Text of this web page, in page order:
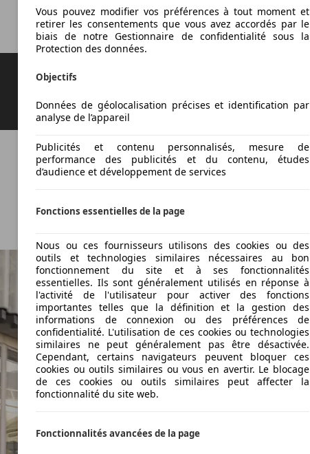
Vous pouvez modifier vos préférences à tout moment et
retirer les consentements que vous avez accordés par le
biais de notre Gestionnaire de confidentialité sous la
Protection des données.
Objectifs
Données de géolocalisation précises et identification par
analyse de l’appareil
Publicités et contenu personnalisés, mesure de
performance des publicités et du contenu, études
d’audience et développement de services
Fonctions essentielles de la page
Nous ou ces fournisseurs utilisons des cookies ou des
outils et technologies similaires nécessaires au bon
fonctionnement du site et à ses fonctionnalités
essentielles. Ils sont généralement utilisés en réponse à
l'activité de l'utilisateur pour activer des fonctions
importantes telles que la définition et la gestion des
informations de connexion ou des préférences de
confidentialité. L'utilisation de ces cookies ou technologies
similaires ne peut généralement pas être désactivée.
Cependant, certains navigateurs peuvent bloquer ces
cookies ou outils similaires ou vous en avertir. Le blocage
de ces cookies ou outils similaires peut affecter la
fonctionnalité du site web.
Fonctionnalités avancées de la page